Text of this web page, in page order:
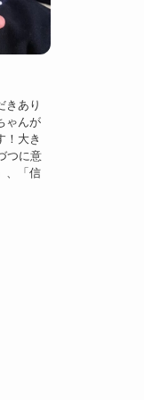
きあり
ゃんが
！大き
つに意
、「信